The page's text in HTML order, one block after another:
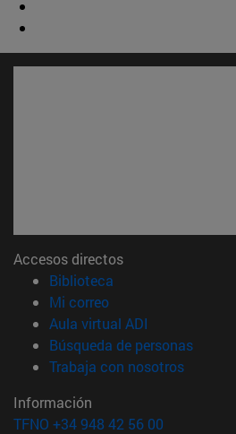
Accesos directos
Biblioteca
Mi correo(abre en nueva
Aula virtual ADI
Búsqueda de personas(abre
Trabaja con nosotros(abre
Información
TFNO +34 948 42 56 00